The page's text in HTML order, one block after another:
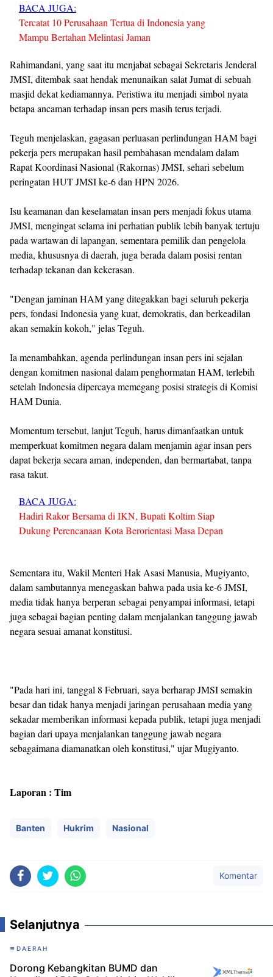
BACA JUGA:
Tercatat 10 Perusahaan Tertua di Indonesia yang
Mampu Bertahan Melintasi Jaman
Rahimandani, yang saat itu menjabat sebagai Sekretaris Jenderal
JMSI, ditembak saat hendak menunaikan salat Jumat di sebuah
masjid dekat kediamannya. Peristiwa itu menjadi simbol nyata
betapa ancaman terhadap insan pers masih terus terjadi.
Teguh menjelaskan, gagasan perluasan perlindungan HAM bagi
pekerja pers merupakan hasil pembahasan mendalam dalam
Rapat Koordinasi Nasional (Rakornas) JMSI, sehari sebelum
peringatan HUT JMSI ke-6 dan HPN 2026.
Isu keamanan dan keselamatan insan pers menjadi fokus utama
JMSI, mengingat selama ini perhatian publik lebih banyak tertuju
pada wartawan di lapangan, sementara pemilik dan pengelola
media, khususnya di daerah, juga berada dalam posisi rentan
terhadap tekanan dan kekerasan.
"Dengan jaminan HAM yang ditegakkan bagi seluruh pekerja
pers, fondasi Indonesia yang kuat, demokratis, dan berkeadilan
akan semakin kokoh," jelas Teguh.
Ia menambahkan, agenda perlindungan insan pers ini sejalan
dengan komitmen nasional dalam penghormatan HAM, terlebih
setelah Indonesia dipercaya memegang posisi strategis di Komisi
HAM Dunia.
Momentum tersebut, lanjut Teguh, harus dimanfaatkan untuk
memperkuat komitmen negara dalam menjamin agar insan pers
dapat bekerja secara aman, independen, dan bermartabat, tanpa
rasa takut.
BACA JUGA:
Hadiri Rakor Bersama di IKN, Bupati Koltim Siap
Dukung Perencanaan Kota Berorientasi Masa Depan
Sementara itu, Wakil Menteri Hak Asasi Manusia, Mugiyanto,
dalam sambutannya menegaskan bahwa pada usia ke-6 JMSI,
media tidak hanya berperan sebagai penyampai informasi, tetapi
juga sebagai bagian penting dalam menjalankan tanggung jawab
negara sesuai amanat konstitusi.
"Pada hari ini, tanggal 8 Februari, saya berharap JMSI semakin
besar dan tidak hanya menjadi jaringan perusahaan media yang
sekadar memberikan informasi kepada publik, tetapi juga menjadi
bagian dari upaya menjalankan tanggung jawab negara
sebagaimana diamanatkan oleh konstitusi," ujar Mugiyanto.
Laporan : Tim
Banten Hukrim Nasional
Komentar
Selanjutnya
DAERAH
Dorong Kebangkitan BUMD dan